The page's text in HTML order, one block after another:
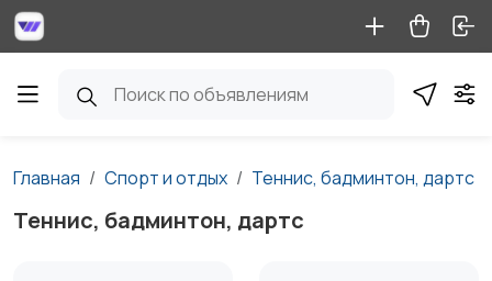
Главная Спорт и отдых Теннис, бадминтон, дартс
Теннис, бадминтон, дартс